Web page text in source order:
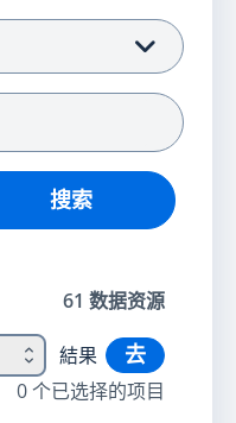
搜索
61 数据资源
結果 去
0个已选择的项目